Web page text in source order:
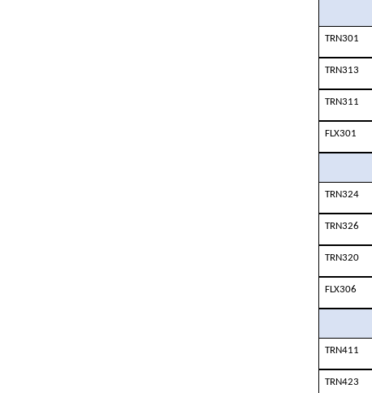
TRN301
TRN313
TRN311
FLX301
TRN324
TRN326
TRN320
FLX306
TRN411
TRN423